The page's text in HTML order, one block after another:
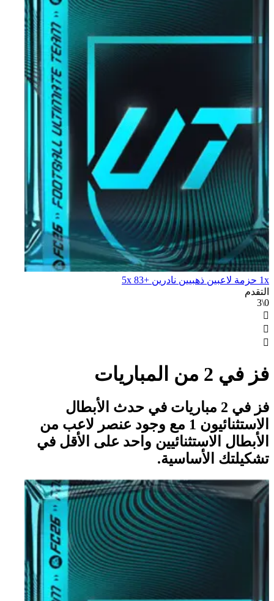
1x حزمة لاعبين ذهبيين نادرين +83 5x
التقدم
0\3



فز في 2 من المباريات
فز في 2 مباريات في حدث الأبطال
الاستثنائيون 1 مع وجود عنصر لاعب من
الأبطال الاستثنائيين واحد على الأقل في
تشكيلتك الأساسية.